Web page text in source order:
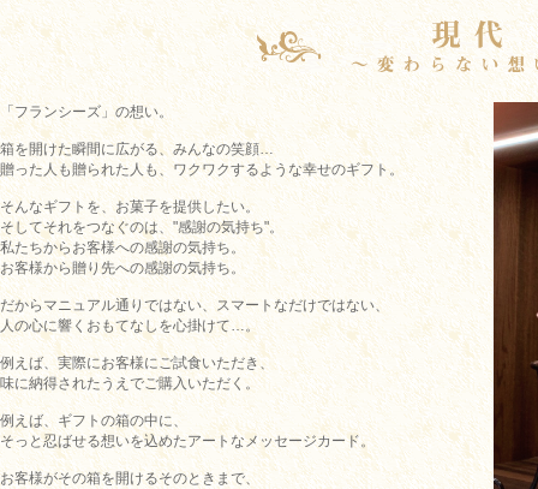
「フランシーズ」の想い。
箱を開けた瞬間に広がる、みんなの笑顔…
贈った人も贈られた人も、ワクワクするような幸せのギフト。
そんなギフトを、お菓子を提供したい。
そしてそれをつなぐのは、"感謝の気持ち"。
私たちからお客様への感謝の気持ち。
お客様から贈り先への感謝の気持ち。
だからマニュアル通りではない、スマートなだけではない、
人の心に響くおもてなしを心掛けて…。
例えば、実際にお客様にご試食いただき、
味に納得されたうえでご購入いただく。
例えば、ギフトの箱の中に、
そっと忍ばせる想いを込めたアートなメッセージカード。
お客様がその箱を開けるそのときまで、